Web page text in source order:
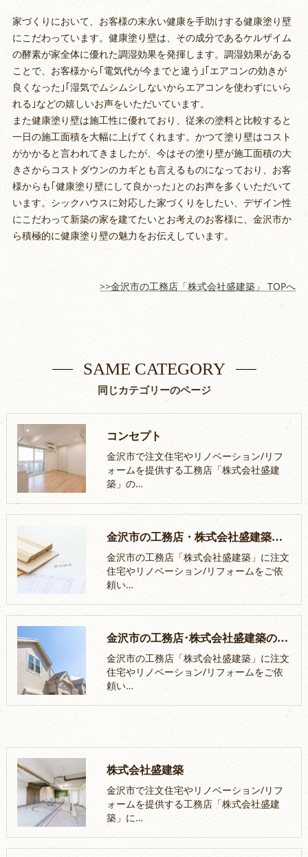
家づくりにおいて、お客様の末永い健康を手助けする健康塗り壁
にこだわっています。健康塗り壁は、その成分であるケルザイム
の酵素が家全体に優れた調湿効果を発揮します。調湿効果がある
ことで、お客様から｢電気代が今までと違う｣｢エアコンの効きが
良くなった｣｢湿気でムシムシしないからエアコンを使わずにいら
れる｣などの嬉しいお声をいただいています。
また健康塗り壁は施工性に優れており、従来の塗料と比較すると
一日の施工面積を大幅に上げてくれます。かつて塗り壁はコスト
がかかると言われてきましたが、今はその塗り壁が施工面積の大
きさからコストダウンのカギとも言えるものになっており、お客
様からも｢健康塗り壁にして良かった｣とのお声を多くいただいて
います。シックハウスに対応した家づくりをしたい、デザイン性
にこだわって新築の家を建てたいとお考えのお客様に、金沢市か
ら積極的に健康塗り壁の魅力をお伝えしています。
>>金沢市の工務店「株式会社盛建築」 TOPへ
同じカテゴリーのページ
SAME CATEGORY
コンセプト
金沢市で注文住宅やリノベーション/リフ
ォームを提供する工務店「株式会社盛建
築」の…
金沢市の工務店・株式会社盛建築の口コミ情報
金沢市の工務店「株式会社盛建築」に注文
住宅やリノベーション/リフォームをご依
頼い…
金沢市の工務店･株式会社盛建築のお客様の声
金沢市の工務店「株式会社盛建築」に注文
住宅やリノベーション/リフォームをご依
頼い…
株式会社盛建築
金沢市で注文住宅やリノベーション/リフ
ォームを提供する工務店「株式会社盛建
築」に…